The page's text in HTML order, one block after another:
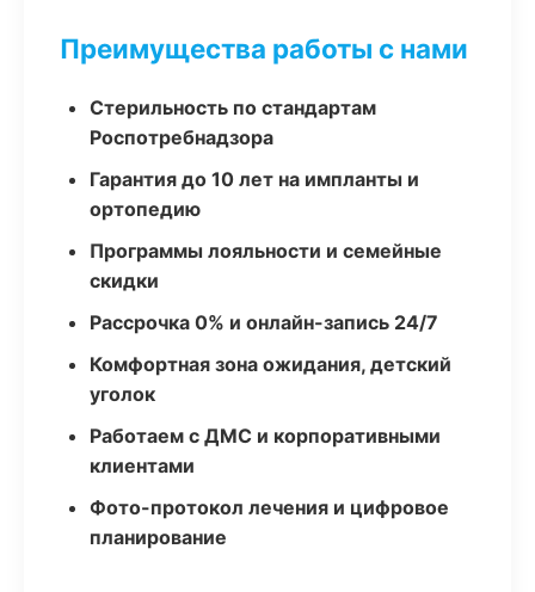
Преимущества работы с нами
Стерильность по стандартам
Роспотребнадзора
Гарантия до 10 лет на импланты и
ортопедию
Программы лояльности и семейные
скидки
Рассрочка 0% и онлайн-запись 24/7
Комфортная зона ожидания, детский
уголок
Работаем с ДМС и корпоративными
клиентами
Фото-протокол лечения и цифровое
планирование